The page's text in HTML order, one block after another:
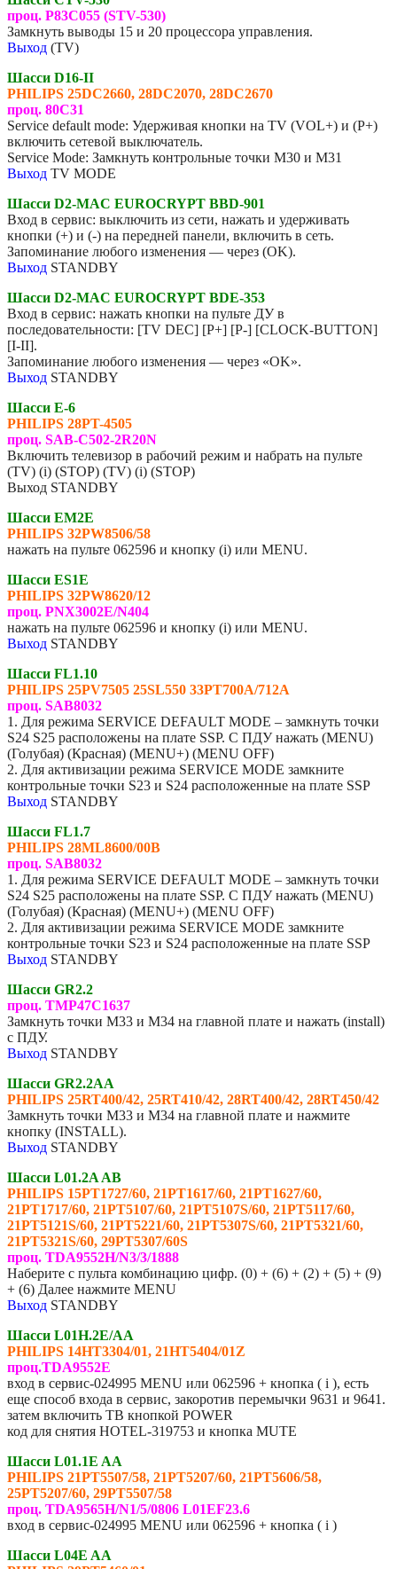
проц. P83C055 (STV-530)
Замкнуть выводы 15 и 20 процессора управления.
Выход (TV)
Шасси D16-II
PHILIPS 25DC2660, 28DC2070, 28DC2670
проц. 80С31
Service default mode: Удерживая кнопки на TV (VOL+) и (P+)
включить сетевой выключатель.
Service Mode: Замкнуть контрольные точки M30 и M31
Выход TV MODE
Шасси D2-MAC EUROCRYPT BBD-901
Вход в сервис: выключить из сети, нажать и удерживать
кнопки (+) и (-) на передней панели, включить в сеть.
Запоминание любого изменения — через (OK).
Выход STANDBY
Шасси D2-MAC EUROCRYPT BDE-353
Вход в сервис: нажать кнопки на пульте ДУ в
последовательности: [TV DEC] [P+] [P-] [CLOCK-BUTTON]
[I-II].
Запоминание любого изменения — через «OK».
Выход STANDBY
Шасси E-6
PHILIPS 28PT-4505
проц. SAB-C502-2R20N
Включить телевизор в рабочий режим и набрать на пульте
(TV) (i) (STOP) (TV) (i) (STOP)
Выход STANDBY
Шасси EM2E
PHILIPS 32PW8506/58
нажать на пульте 062596 и кнопку (i) или MENU.
Шасси ES1E
PHILIPS 32PW8620/12
проц. PNX3002E/N404
нажать на пульте 062596 и кнопку (i) или MENU.
Выход STANDBY
Шасси FL1.10
PHILIPS 25PV7505 25SL550 33PT700A/712A
проц. SAB8032
1. Для режима SERVICE DEFAULT MODE – замкнуть точки
S24 S25 расположены на плате SSP. С ПДУ нажать (MENU)
(Голубая) (Красная) (MENU+) (MENU OFF)
2. Для активизации режима SERVICE MODE замкните
контрольные точки S23 и S24 расположенные на плате SSP
Выход STANDBY
Шасси FL1.7
PHILIPS 28ML8600/00B
проц. SAB8032
1. Для режима SERVICE DEFAULT MODE – замкнуть точки
S24 S25 расположены на плате SSP. С ПДУ нажать (MENU)
(Голубая) (Красная) (MENU+) (MENU OFF)
2. Для активизации режима SERVICE MODE замкните
контрольные точки S23 и S24 расположенные на плате SSP
Выход STANDBY
Шасси GR2.2
проц. TMP47C1637
Замкнуть точки M33 и M34 на главной плате и нажать (install)
с ПДУ.
Выход STANDBY
Шасси GR2.2AA
PHILIPS 25RT400/42, 25RT410/42, 28RT400/42, 28RT450/42
Замкнуть точки M33 и M34 на главной плате и нажмите
кнопку (INSTALL).
Выход STANDBY
Шасси L01.2A AB
PHILIPS 15PT1727/60, 21PT1617/60, 21PT1627/60,
21PT1717/60, 21PT5107/60, 21PT5107S/60, 21PT5117/60,
21PT5121S/60, 21PT5221/60, 21PT5307S/60, 21PT5321/60,
21PT5321S/60, 29PT5307/60S
проц. TDA9552H/N3/3/1888
Наберите с пульта комбинацию цифр. (0) + (6) + (2) + (5) + (9)
+ (6) Далее нажмите MENU
Выход STANDBY
Шасси L01H.2E/AA
PHILIPS 14HT3304/01, 21HT5404/01Z
проц.TDA9552E
вход в сервис-024995 MENU или 062596 + кнопка ( i ), есть
еще способ входа в сервис, закоротив перемычки 9631 и 9641.
затем включить ТВ кнопкой POWER
код для снятия HOTEL-319753 и кнопка MUTE
Шасси L01.1E AA
PHILIPS 21PT5507/58, 21PT5207/60, 21PT5606/58,
25PT5207/60, 29PT5507/58
проц. TDA9565H/N1/5/0806 L01EF23.6
вход в сервис-024995 MENU или 062596 + кнопка ( i )
Шасси L04E AA